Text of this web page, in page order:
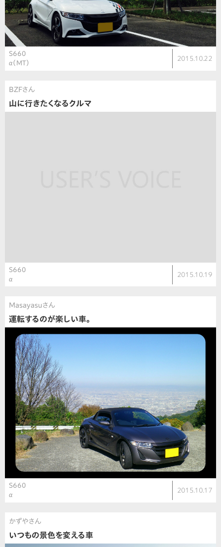
S660
α（MT）
2015.10.22
BZFさん
山に行きたくなるクルマ
S660
α
2015.10.19
Masayasuさん
運転するのが楽しい車。
S660
α
2015.10.17
かずやさん
いつもの景色を変える車